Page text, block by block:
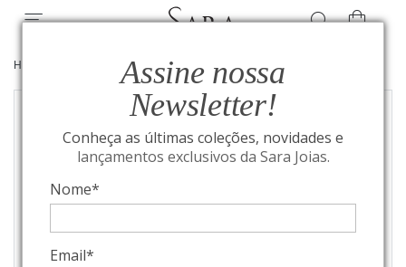
Assine nossa
Newsletter!
Conheça as últimas coleções, novidades e
lançamentos exclusivos da Sara Joias.
Nome*
Email*
HOME RELÓGIOS